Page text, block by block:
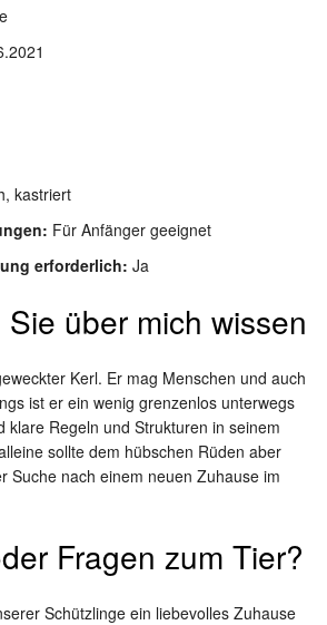
kastriert
Für Anfänger geeignet
erforderlich: Ja
über mich wissen
Kerl. Er mag Menschen und auch
ist er ein wenig grenzenlos unterwegs
klare Regeln und Strukturen in seinem
sollte dem hübschen Rüden aber
Suche nach einem neuen Zuhause im
Fragen zum Tier?
Schützlinge ein liebevolles Zuhause